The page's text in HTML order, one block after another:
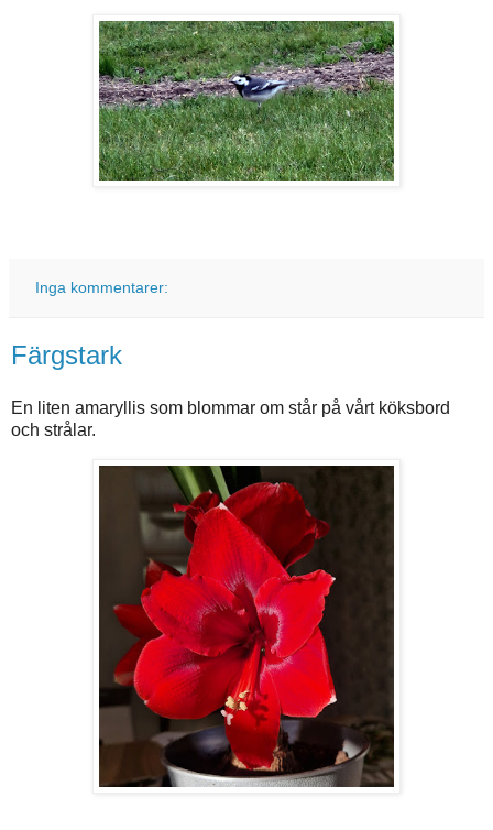
Inga kommentarer:
Färgstark
En liten amaryllis som blommar om står på vårt köksbord
och strålar.